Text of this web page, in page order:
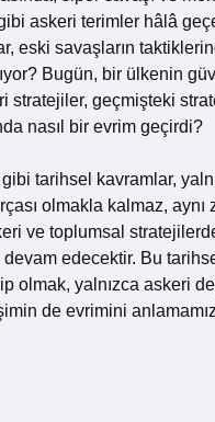
askeri terimler hâlâ
eski savaşların
Bugün, bir ülkenin
stratejiler, geçmişteki
nasıl bir evrim geçirdi?
tarihsel kavramlar,
olmakla kalmaz, aynı
ve toplumsal
devam edecektir. Bu
olmak, yalnızca askeri
de evrimini